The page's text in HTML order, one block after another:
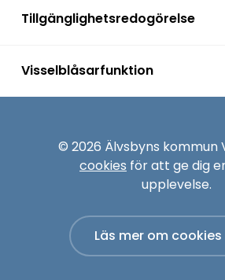
Tillgänglighetsredogörelse
Visselblåsarfunktion
© 2026 Älvsbyns kommun
cookies för att ge dig
upplevelse.
Läs mer om cookies